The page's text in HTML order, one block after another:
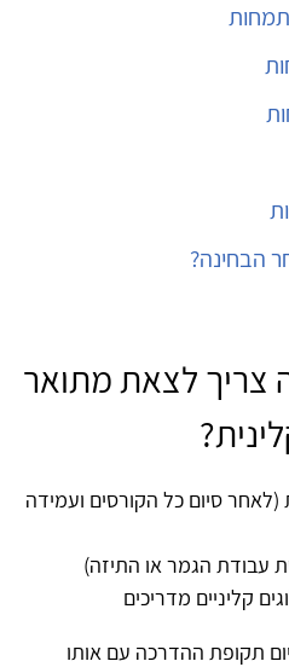
הבחינה?
צריך לצאת מתואר
סיום כל הקורסים ועמידה
עבודת הגמר או התיזה)
קליניים מדריכים
תקופת ההדרכה עם אותו